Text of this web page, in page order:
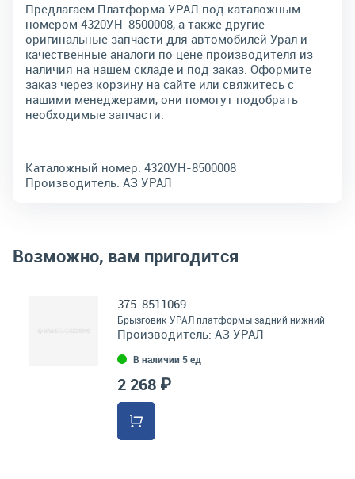
Предлагаем Платформа УРАЛ под каталожным
номером 4320УН-8500008, а также другие
оригинальные запчасти для автомобилей Урал и
качественные аналоги по цене производителя из
наличия на нашем складе и под заказ. Оформите
заказ через корзину на сайте или свяжитесь с
нашими менеджерами, они помогут подобрать
необходимые запчасти.
Каталожный номер: 4320УН-8500008
Производитель: АЗ УРАЛ
Возможно, вам пригодится
375-8511069
Брызговик УРАЛ платформы задний нижний
Производитель: АЗ УРАЛ
В наличии 5 ед
2 268 ₽